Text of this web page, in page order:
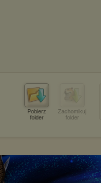
Pobierz
folder
Zachomikuj
folder